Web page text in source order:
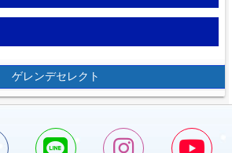
ゲレンデセレクト